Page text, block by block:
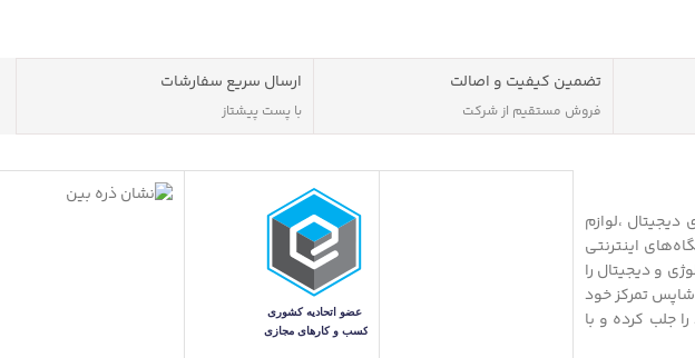
تضمین کیفیت و اصالت
فروش مستقیم از شرکت
ارسال سریع سفارشات
با پست پیشتاز
،لوازم
اینترنتی
و دیجیتال را
شاپس تمرکز خود
جلب کرده و با